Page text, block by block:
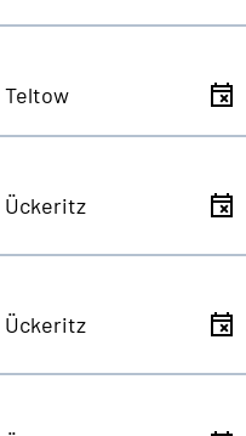
Teltow
Ückeritz
Ückeritz